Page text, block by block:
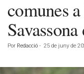
comunes
Por Redacció - 25 de juny de